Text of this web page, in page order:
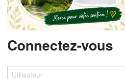
Connectez-vous